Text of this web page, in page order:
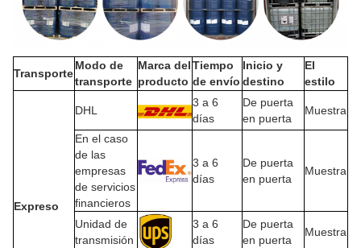
Transporte
Modo de
transporte
Marca del
producto
Tiempo
de envío
Inicio y
destino
El
estilo
Expreso
DHL
3 a 6
días
De puerta
en puerta
Muestra
En el caso
de las
empresas
de servicios
financieros
3 a 6
días
De puerta
en puerta
Muestra
Unidad de
transmisión
3 a 6
días
De puerta
en puerta
Muestra